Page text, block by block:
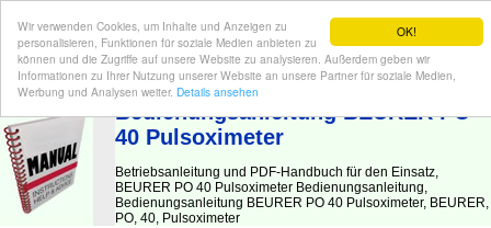
OK!
Wir verwenden Cookies, um Inhalte und Anzeigen zu
personalisieren, Funktionen für soziale Medien anbieten zu
können und die Zugriffe auf unsere Website zu analysieren. Außerdem geben wir
Informationen zu Ihrer Nutzung unserer Website an unsere Partner für soziale Medien,
Werbung und Analysen weiter. Details ansehen
BEDIENUNGSANLEITUNG| Hier finden Sie die deutsche Anleitung!
Bedienungsanleitung BEURER PO
40 Pulsoximeter
Betriebsanleitung und PDF-Handbuch für den Einsatz,
BEURER PO 40 Pulsoximeter Bedienungsanleitung,
Bedienungsanleitung BEURER PO 40 Pulsoximeter, BEURER,
PO, 40, Pulsoximeter